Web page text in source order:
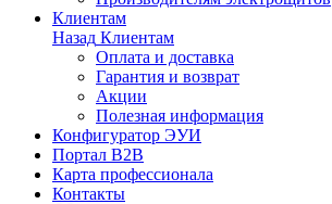
Клиентам
Назад Клиентам
Оплата и доставка
Гарантия и возврат
Акции
Полезная информация
Конфигуратор ЭУИ
Портал B2B
Карта профессионала
Контакты